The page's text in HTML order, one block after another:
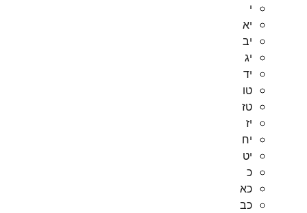
י
יא
יב
יג
יד
טו
טז
יז
יח
יט
כ
כא
כב